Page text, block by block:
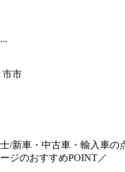
市市
/新車・中古車・輸入車の
ジのおすすめPOINT／